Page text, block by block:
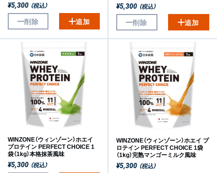
¥5,300 （税込）
削除 追加
¥5,300 （税込）
削除 追加
WINZONE（ウィンゾーン）ホエイ
プロテイン PERFECT CHOICE 1
袋（1kg）本格抹茶風味
¥5,300 （税込）
WINZONE（ウィンゾーン）ホエイ プ
ロテイン PERFECT CHOICE 1袋
（1kg）完熟マンゴーミルク風味
¥5,300 （税込）